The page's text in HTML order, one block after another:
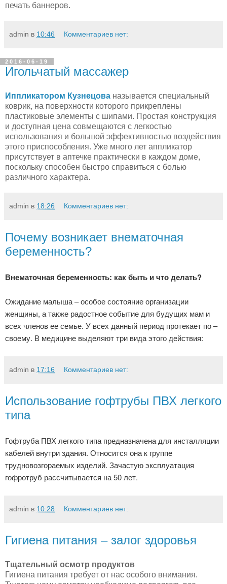
печать баннеров.
admin в 10:46 Комментариев нет:
2016-06-19
Игольчатый массажер
Иппликатором Кузнецова называется специальный
коврик, на поверхности которого прикреплены
пластиковые элементы с шипами. Простая конструкция
и доступная цена совмещаются с легкостью
использования и большой эффективностью воздействия
этого приспособления. Уже много лет аппликатор
присутствует в аптечке практически в каждом доме,
поскольку способен быстро справиться с болью
различного характера.
admin в 18:26 Комментариев нет:
Почему возникает внематочная
беременность?
Внематочная беременность: как быть и что делать?
Ожидание малыша – особое состояние организации
женщины, а также радостное событие для будущих мам и
всех членов ее семье. У всех данный период протекает по –
своему. В медицине выделяют три вида этого действия:
admin в 17:16 Комментариев нет:
Использование гофтрубы ПВХ легкого
типа
Гофтруба ПВХ легкого типа предназначена для инсталляции
кабелей внутри здания. Относится она к группе
трудновозгораемых изделий. Зачастую эксплуатация
гофротруб рассчитывается на 50 лет.
admin в 10:28 Комментариев нет:
Гигиена питания – залог здоровья
Тщательный осмотр продуктов
Гигиена питания требует от нас особого внимания.